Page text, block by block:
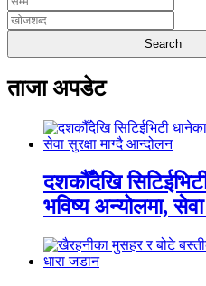
ताजा अपडेट
दशकौँदेखि
भविष्य अन्योलमा,